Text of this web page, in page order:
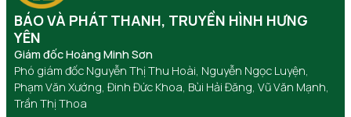
BÁO VÀ PHÁT THANH, TRUYỀN HÌNH HƯNG
YÊN
Giám đốc Hoàng Minh Sơn
Phó giám đốc Nguyễn Thị Thu Hoài, Nguyễn Ngọc Luyện,
Phạm Văn Xướng, Đinh Đức Khoa, Bùi Hải Đăng, Vũ Văn Mạnh,
Trần Thị Thoa